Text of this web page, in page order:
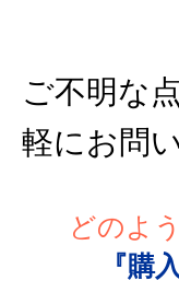
ご不明な
軽にお問
どのよ
『購